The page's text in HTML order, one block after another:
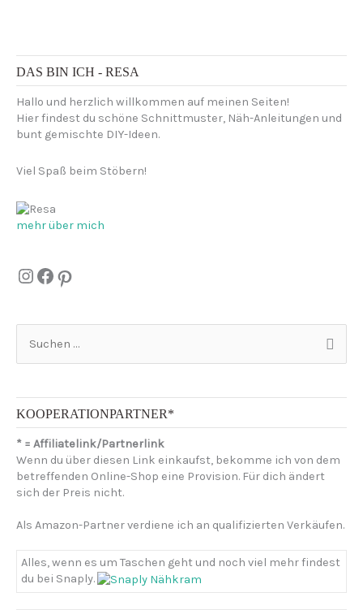
DAS BIN ICH - RESA
Hallo und herzlich willkommen auf meinen Seiten!
Hier findest du schöne Schnittmuster, Näh-Anleitungen und
bunt gemischte DIY-Ideen.
Viel Spaß beim Stöbern!
mehr über mich
InstagramFacebook Pinterest
c
e
n
n
a
c
h
:
KOOPERATIONPARTNER*
* = Affiliatelink/Partnerlink
Wenn du über diesen Link einkaufst, bekomme ich von dem
betreffenden Online-Shop eine Provision. Für dich ändert
sich der Preis nicht.
Als Amazon-Partner verdiene ich an qualifizierten Verkäufen.
Alles, wenn es um Taschen geht und noch viel mehr findest
du bei Snaply.